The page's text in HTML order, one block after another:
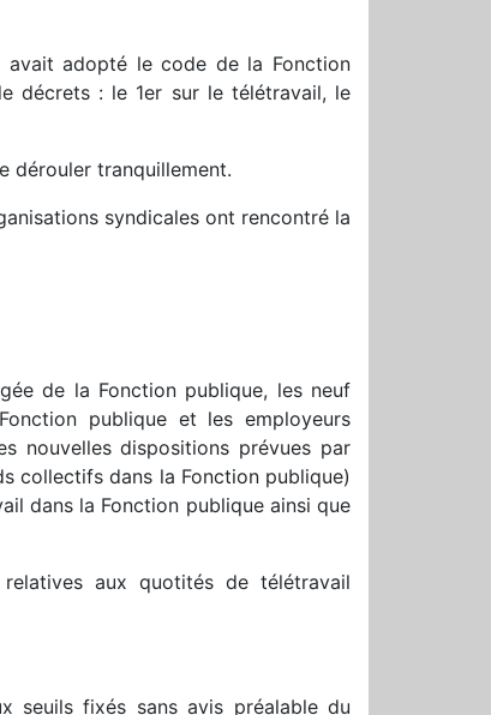
avait adopté le code de la Fonction
décrets : le 1er sur le télétravail, le
dérouler tranquillement.
syndicales ont rencontré la
de la Fonction publique, les neuf
publique et les employeurs
nouvelles dispositions prévues par
collectifs dans la Fonction publique)
dans la Fonction publique ainsi que
aux quotités de télétravail
seuils fixés sans avis préalable du